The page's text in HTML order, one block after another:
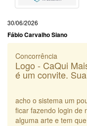
30/06/2026
Fábio Carvalho Siano
Concorrência
Logo - CaQui
é um convite.
acho o sistema um
ficar fazendo login de
alguma arte e tem